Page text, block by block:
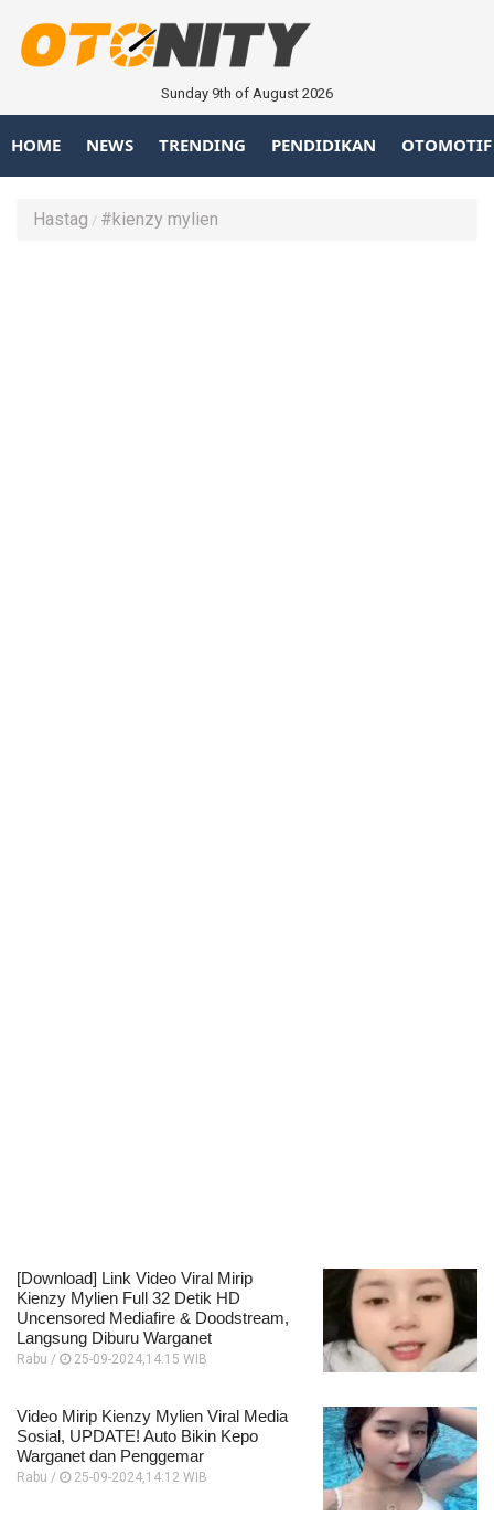
Sunday 9th of August 2026
HOME NEWS TRENDING PENDIDIKAN OTOMOTIF
Hastag #kienzy mylien
[Download] Link Video Viral Mirip
Kienzy Mylien Full 32 Detik HD
Uncensored Mediafire & Doodstream,
Langsung Diburu Warganet
Rabu / 25-09-2024,14:15 WIB
Video Mirip Kienzy Mylien Viral Media
Sosial, UPDATE! Auto Bikin Kepo
Warganet dan Penggemar
Rabu / 25-09-2024,14:12 WIB